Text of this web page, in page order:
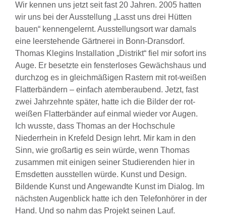
Wir kennen uns jetzt seit fast 20 Jahren. 2005 hatten
wir uns bei der Ausstellung „Lasst uns drei Hütten
bauen“ kennengelernt. Ausstellungsort war damals
eine leerstehende Gärtnerei in Bonn-Dransdorf.
Thomas Klegins Installation „Distrikt“ fiel mir sofort ins
Auge. Er besetzte ein fensterloses Gewächshaus und
durchzog es in gleichmäßigen Rastern mit rot-weißen
Flatterbändern – einfach atemberaubend. Jetzt, fast
zwei Jahrzehnte später, hatte ich die Bilder der rot-
weißen Flatterbänder auf einmal wieder vor Augen.
Ich wusste, dass Thomas an der Hochschule
Niederrhein in Krefeld Design lehrt. Mir kam in den
Sinn, wie großartig es sein würde, wenn Thomas
zusammen mit einigen seiner Studierenden hier in
Emsdetten ausstellen würde. Kunst und Design.
Bildende Kunst und Angewandte Kunst im Dialog. Im
nächsten Augenblick hatte ich den Telefonhörer in der
Hand. Und so nahm das Projekt seinen Lauf.